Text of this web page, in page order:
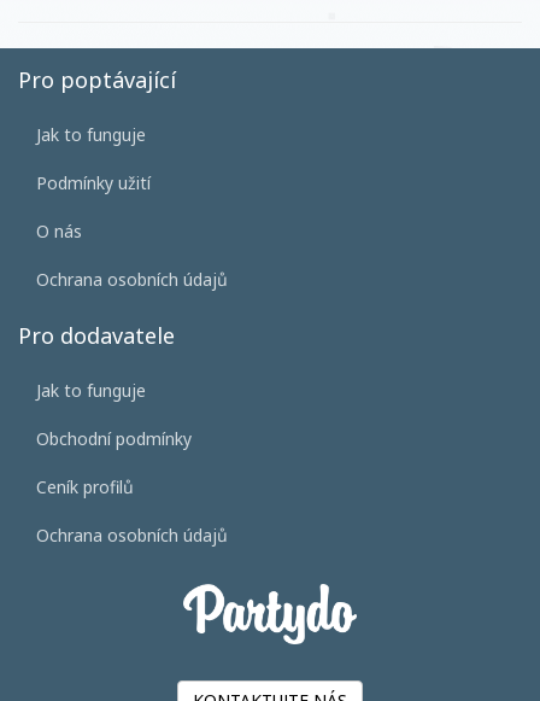
Pro poptávající
Jak to funguje
Podmínky užití
O nás
Ochrana osobních údajů
Pro dodavatele
Jak to funguje
Obchodní podmínky
Ceník profilů
Ochrana osobních údajů